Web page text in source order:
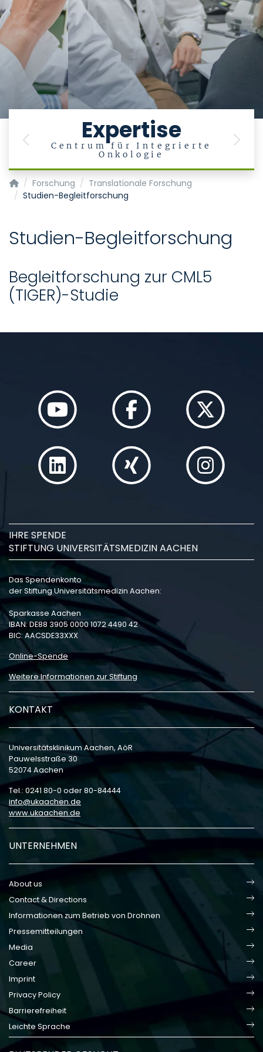
Expertise
Centrum für Integrierte
Onkologie
Previous Next
Klinik für Onkologie, Hämatologie und
Forschung
Translationale Forschung
Studien-Begleitforschung
Studien-Begleitforschung
Begleitforschung zur CML5
(TIGER)-Studie
IHRE SPENDE
STIFTUNG UNIVERSITÄTSMEDIZIN AACHEN
Das Spendenkonto
der Stiftung Universitätsmedizin Aachen:
Sparkasse Aachen
IBAN: DE88 3905 0000 1072 4490 42
BIC: AACSDE33XXX
Online-Spende
Weitere Informationen zur Stiftung
KONTAKT
Universitätsklinikum Aachen, AöR
Pauwelsstraße 30
52074 Aachen
Tel.: 0241 80-0 oder 80-84444
info
ukaachen de
www.ukaachen.de
UNTERNEHMEN
About us
Contact & Directions
Informationen zum Betrieb von Drohnen
Pressemitteilungen
Media
Career
Imprint
Privacy Policy
Barrierefreiheit
Leichte Sprache